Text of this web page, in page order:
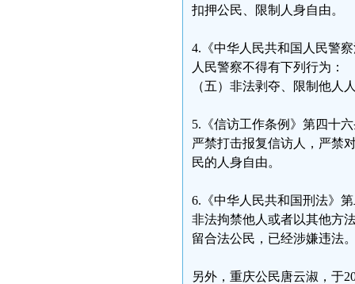
扣押公民、限制人身自由。
4.《中华人民共和国人民警
人民警察不得有下列行为：
（五）非法剥夺、限制他人
5.《信访工作条例》第四十
严禁打击报复信访人，严禁
民的人身自由。
6.《中华人民共和国刑法》
非法拘禁他人或者以其他方
留合法公民，已经涉嫌违法
另外，重庆公民唐云淑，于